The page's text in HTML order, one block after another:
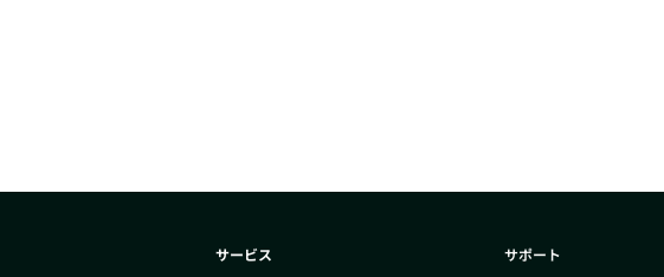
サービス サポート